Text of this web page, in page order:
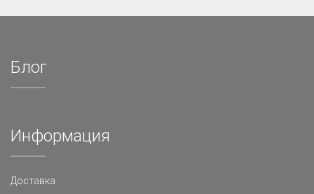
Блог
Информация
Доставка